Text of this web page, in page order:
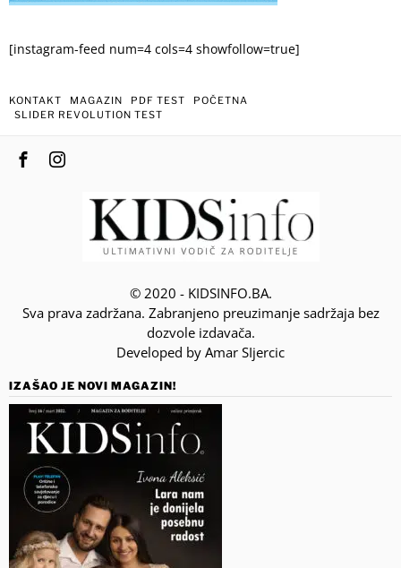
[instagram-feed num=4 cols=4 showfollow=true]
KONTAKT MAGAZIN PDF TEST
POČETNA
SLIDER REVOLUTION TEST
© 2020 - KIDSINFO.BA.
Sva prava zadržana. Zabranjeno preuzimanje sadržaja bez
dozvole izdavača.
Developed by Amar SIjercic
IZAŠAO JE NOVI MAGAZIN!